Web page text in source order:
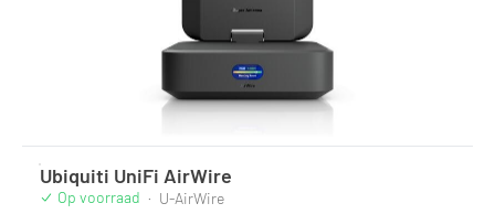
Ubiquiti UniFi AirWire
Op voorraad · U-AirWire